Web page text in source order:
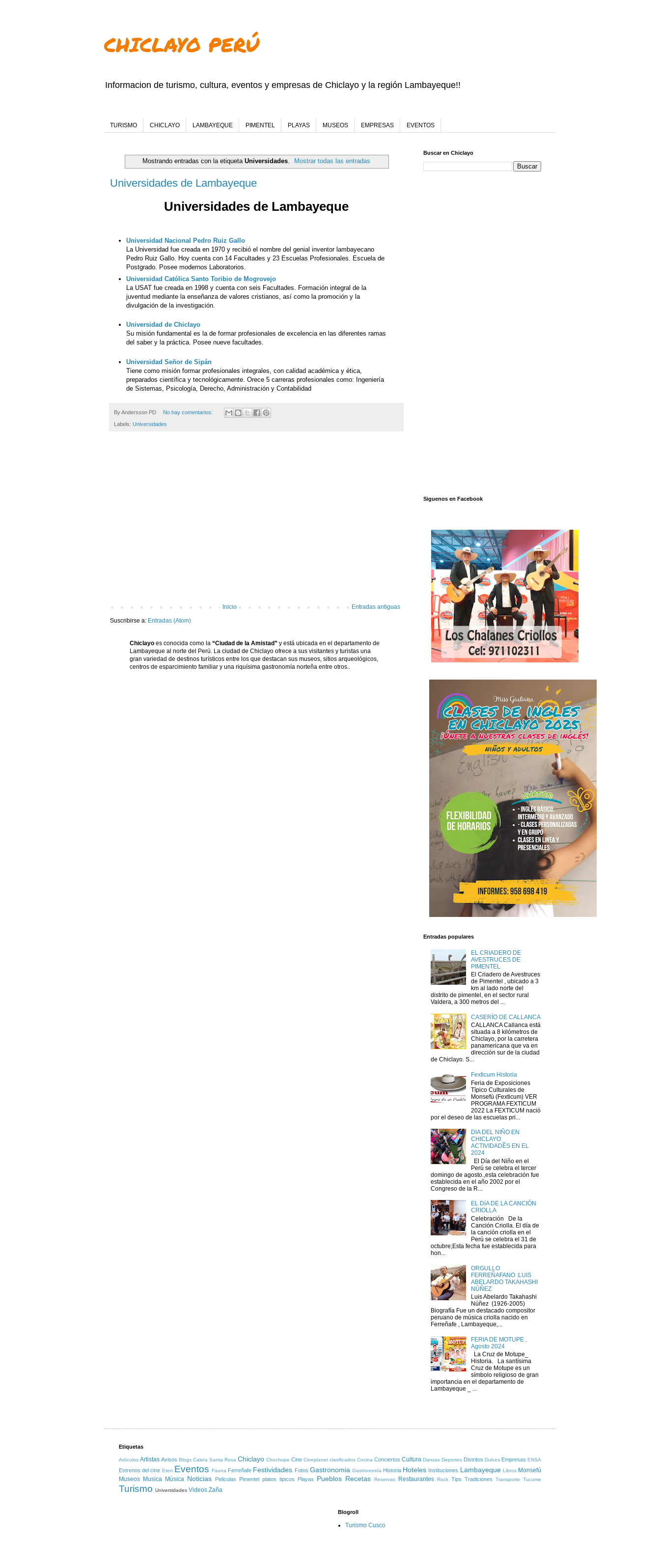
CHICLAYO PERÚ
Informacion de turismo, cultura, eventos y empresas de Chiclayo y la región Lambayeque!!
TURISMO CHICLAYO LAMBAYEQUE PIMENTEL PLAYAS MUSEOS EMPRESAS EVENTOS
Mostrando entradas con la etiqueta Universidades. Mostrar todas las entradas
Universidades de Lambayeque
Universidades de Lambayeque
Universidad Nacional Pedro Ruiz Gallo
La Universidad fue creada en 1970 y recibió el nombre del genial inventor lambayecano
Pedro Ruiz Gallo. Hoy cuenta con 14 Facultades y 23 Escuelas Profesionales. Escuela de
Postgrado. Posee modernos Laboratorios.
Universidad Católica Santo Toribio de Mogrovejo
La USAT fue creada en 1998 y cuenta con seis Facultades. Formación integral de la
juventud mediante la enseñanza de valores cristianos, así como la promoción y la
divulgación de la investigación.
Universidad de Chiclayo
Su misión fundamental es la de formar profesionales de excelencia en las diferentes ramas
del saber y la práctica. Posee nueve facultades.
Universidad Señor de Sipán
Tiene como misión formar profesionales integrales, con calidad académica y ética,
preparados científica y tecnológicamente. Orece 5 carreras profesionales como: Ingeniería
de Sistemas, Psicología, Derecho, Administración y Contabilidad
ByAndersson PD No hay comentarios:
Labels: Universidades
Entradas antiguas
Inicio
Suscribirse a: Entradas (Atom)
Chiclayo es conocida como la “Ciudad de la Amistad” y está ubicada en el departamento de
Lambayeque al norte del Perú. La ciudad de Chiclayo ofrece a sus visitantes y turistas una
gran variedad de destinos turísticos entre los que destacan sus museos, sitios arqueológicos,
centros de esparcimiento familiar y una riquísima gastronomía norteña entre otros..
Buscar en Chiclayo
Siguenos en Facebook
Entradas populares
EL CRIADERO DE
AVESTRUCES DE
PIMENTEL
El Criadero de Avestruces
de Pimentel , ubicado a 3
km al lado norte del
distrito de pimentel, en el sector rural
Valdera, a 300 metros del ...
CASERÍO DE CALLANCA
CALLANCA Callanca está
situada a 8 kilómetros de
Chiclayo, por la carretera
panamericana que va en
dirección sur de la ciudad
de Chiclayo. S...
Fexticum Historia
Feria de Exposiciones
Típico Culturales de
Monsefú (Fexticum) VER
PROGRAMA FEXTICUM
2022 La FEXTICUM nació
por el deseo de las escuelas pri...
DIA DEL NIÑO EN
CHICLAYO _
ACTIVIDADES EN EL
2024
El Día del Niño en el
Perú se celebra el tercer
domingo de agosto.,esta celebración fue
establecida en el año 2002 por el
Congreso de la R...
EL DíA DE LA CANCIÓN
CRIOLLA
Celebración De la
Canción Criolla. El día de
la canción criolla en el
Perú se celebra el 31 de
octubre;Esta fecha fue establecida para
hon...
ORGULLO
FERREÑAFANO :LUIS
ABELARDO TAKAHASHI
NÚÑEZ
Luis Abelardo Takahashi
Núñez (1926-2005)
Biografía Fue un destacado compositor
peruano de música criolla nacido en
Ferreñafe , Lambayeque,...
FERIA DE MOTUPE ,
Agosto 2024
La Cruz de Motupe_
Historia. La santísima
Cruz de Motupe es un
símbolo religioso de gran
importancia en el departamento de
Lambayeque _ ...
Etiquetas
Artículos Artistas Avisos Blogs Caleta Santa Rosa Chiclayo Chochope Cine Cineplanet clasificados Cocina Conciertos Cultura Danzas Deportes Distritos Dulces Empresas ENSA
Estrenos del cine Eten Eventos Fauna Ferreñafe Festividades Fotos Gastronomia Gastronomía Historia Hoteles Instituciones Lambayeque Libros Monsefú
Museos Musica Música Noticias Peliculas Pimentel platos tipicos Playas Pueblos Recetas Reservas Restaurantes Rock Tips Tradiciones Transporte Tucume
Turismo Universidades Videos Zaña
Blogroll
Turismo Cusco